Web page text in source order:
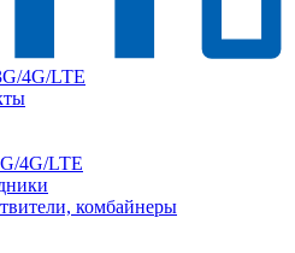
4G/LTE
4G/LTE
комбайнеры